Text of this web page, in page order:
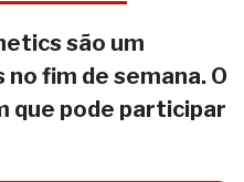
são um
fim de semana. O
que pode participar